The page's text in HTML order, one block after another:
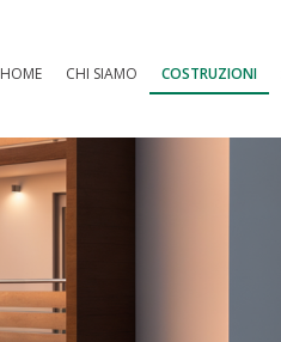
HOME CHI SIAMO COSTRUZIONI